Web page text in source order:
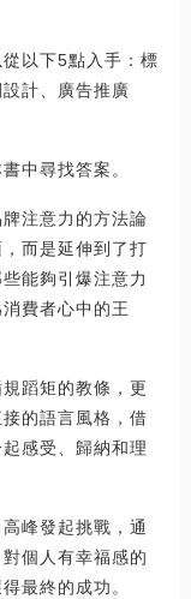
以下5點入手：標
計、廣告推廣
中尋找答案。
注意力的方法論
而是延伸到了打
能夠引爆注意力
費者心中的王
蹈矩的教條，更
的語言風格，借
感受、歸納和理
峰發起挑戰，通
個人有幸福感的
最終的成功。